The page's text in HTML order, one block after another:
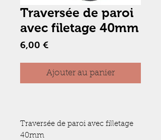
Traversée de paroi
avec filetage 40mm
6,00 €
Ajouter au panier
Traversée de paroi avec filletage
40mm